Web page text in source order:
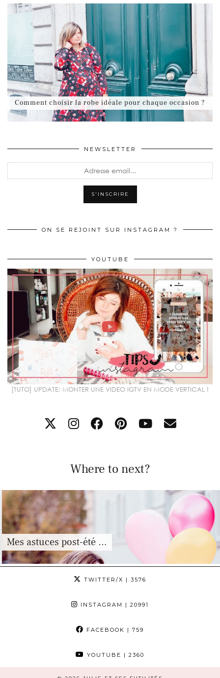
Comment choisir la robe idéale pour chaque occasion ?
NEWSLETTER
ON SE REJOINT SUR INSTAGRAM ?
YOUTUBE
[TUTO] UPDATE: MONTER UNE VIDEO IGTV EN MODE VERTICAL !
Where to next?
Mes astuces post-été …
TWITTER/X | 3576
INSTAGRAM | 20991
FACEBOOK | 759
YOUTUBE | 2360